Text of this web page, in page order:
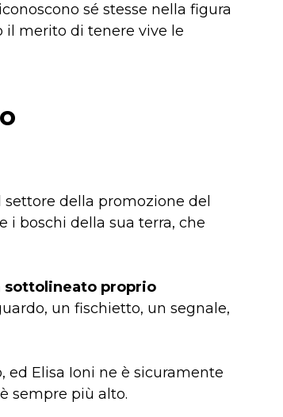
sé stesse nella figura
il merito di tenere vive le
settore della promozione del
i boschi della sua terra, che
sottolineato proprio
un fischietto, un segnale,
Elisa Ioni ne è sicuramente
sempre più alto.